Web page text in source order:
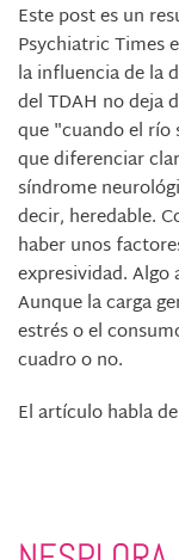
Este post es un
Psychiatric Times
la influencia de la
del TDAH no deja
que "cuando el río
que diferenciar
síndrome
decir, heredable.
haber unos
expresividad. Algo
Aunque la carga
estrés o el
cuadro o no.
El artículo habla